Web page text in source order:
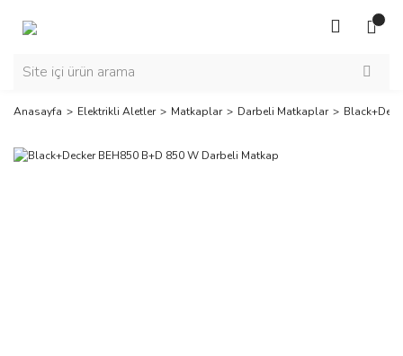
Anasayfa Elektrikli Aletler Matkaplar Darbeli Matkaplar